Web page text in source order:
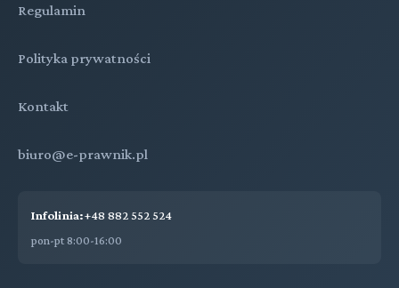
Regulamin
Polityka prywatności
Kontakt
biuro@e-prawnik.pl
Infolinia:+48 882 552 524
pon-pt 8:00-16:00